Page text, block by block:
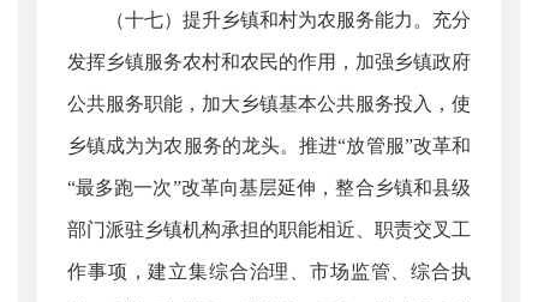
（十七）提升乡镇和村为农服务能力。充分
发挥乡镇服务农村和农民的作用，加强乡镇政府
公共服务职能，加大乡镇基本公共服务投入，使
乡镇成为为农服务的龙头。推进“放管服”改革和
“最多跑一次”改革向基层延伸，整合乡镇和县级
部门派驻乡镇机构承担的职能相近、职责交叉工
作事项，建立集综合治理、市场监管、综合执